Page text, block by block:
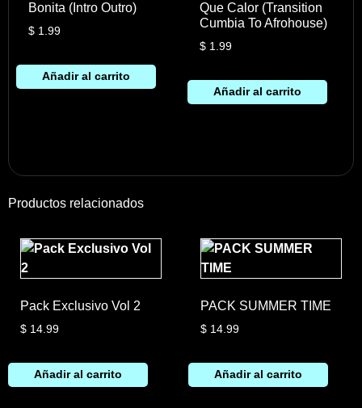
Bonita (Intro Outro)
$1.99
Añadir al carrito
Que Calor (Transition
Cumbia To Afrohouse)
$ 1.99
Añadir al carrito
Productos relacionados
Pack Exclusivo Vol 2
$ 14.99
Añadir al carrito
PACK SUMMER TIME
$14.99
Añadir al carrito